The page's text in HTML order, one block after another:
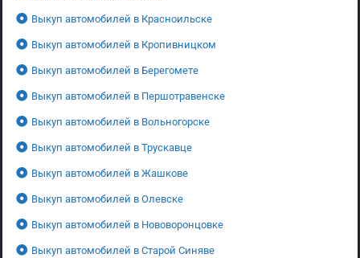
Выкуп автомобилей в Красноильске
Выкуп автомобилей в Кропивницком
Выкуп автомобилей в Берегомете
Выкуп автомобилей в Першотравенске
Выкуп автомобилей в Вольногорске
Выкуп автомобилей в Трускавце
Выкуп автомобилей в Жашкове
Выкуп автомобилей в Олевске
Выкуп автомобилей в Нововоронцовке
Выкуп автомобилей в Старой Синяве